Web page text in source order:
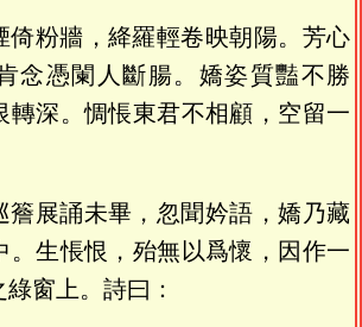
倚粉牆，絳羅輕卷映朝陽。芳心
念憑闌人斷腸。嬌姿質豔不勝
轉深。惆悵東君不相顧，空留一
簷展誦未畢，忽聞妗語，嬌乃藏
。生悵恨，殆無以爲懷，因作一
窗上。詩曰：